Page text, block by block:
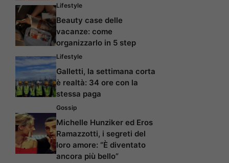
Lifestyle
Beauty case delle
vacanze: come
organizzarlo in 5 step
Lifestyle
Galletti, la settimana corta
è realtà: 34 ore con la
stessa paga
Gossip
Michelle Hunziker ed Eros
Ramazzotti, i segreti del
loro amore: “È diventato
ancora più bello”